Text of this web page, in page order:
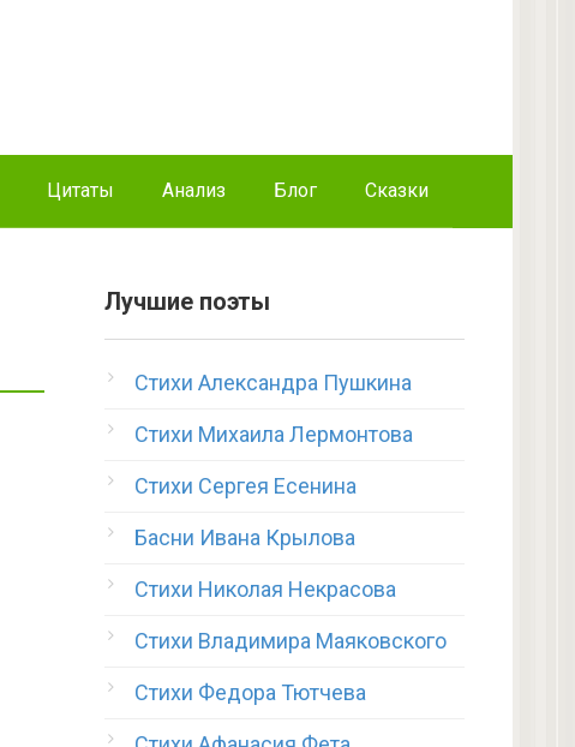
Цитаты Анализ Блог Сказки
Лучшие поэты
Стихи Александра Пушкина
Стихи Михаила Лермонтова
Стихи Сергея Есенина
Басни Ивана Крылова
Стихи Николая Некрасова
Стихи Владимира Маяковского
Стихи Федора Тютчева